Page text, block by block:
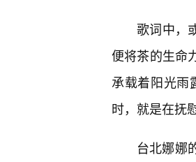
歌词中，
便将茶的生命
承载着阳光雨
时，就是在抚
台北娜娜